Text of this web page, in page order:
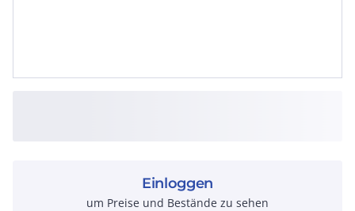
Einloggen
um Preise und Bestände zu sehen